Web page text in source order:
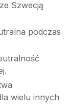
Szwecją
podczas
wielu innych